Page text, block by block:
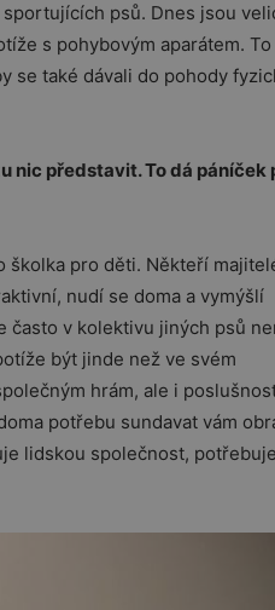
psů. Dnes jsou
s pohybovým aparátem. To
se také dávali do pohody
nic představit. To dá páníček
školka pro děti. Někteří
nudí se doma a vymýšlí
často v kolektivu jiných psů
být jinde než ve svém
hrám, ale i
potřebu sundavat vám
lidskou společnost, potřebuje